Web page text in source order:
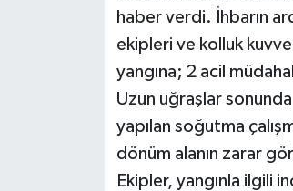
haber verdi. İhbarın
ekipleri ve kolluk
yangına; 2 acil
Uzun uğraşlar
yapılan soğutma
dönüm alanın zarar
Ekipler, yangınla ilgili